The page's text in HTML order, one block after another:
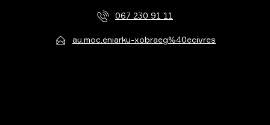
067 230 91 11
au.moc.eniarku-xobraeg%40ecivres